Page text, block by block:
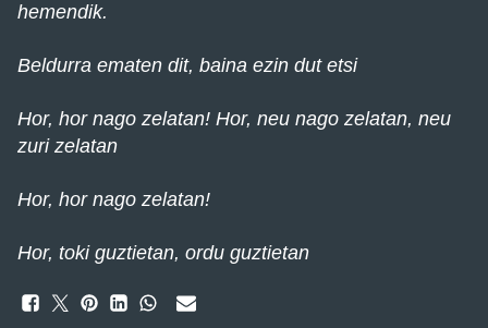
hemendik.
Beldurra ematen dit, baina ezin dut etsi
Hor, hor nago zelatan! Hor, neu nago zelatan, neu
zuri zelatan
Hor, hor nago zelatan!
Hor, toki guztietan, ordu guztietan